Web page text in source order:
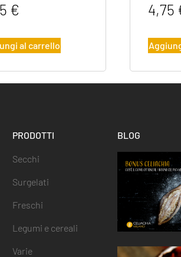
€
al carrello
4,75
PRODOTTI
Secchi
Surgelati
Freschi
Legumi e cereali
Varie
BLOG